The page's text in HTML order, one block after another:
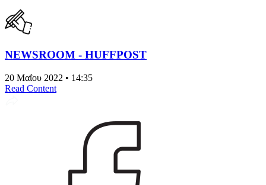
NEWSROOM - HUFFPOST
20 Μαΐου 2022 • 14:35
Read Content